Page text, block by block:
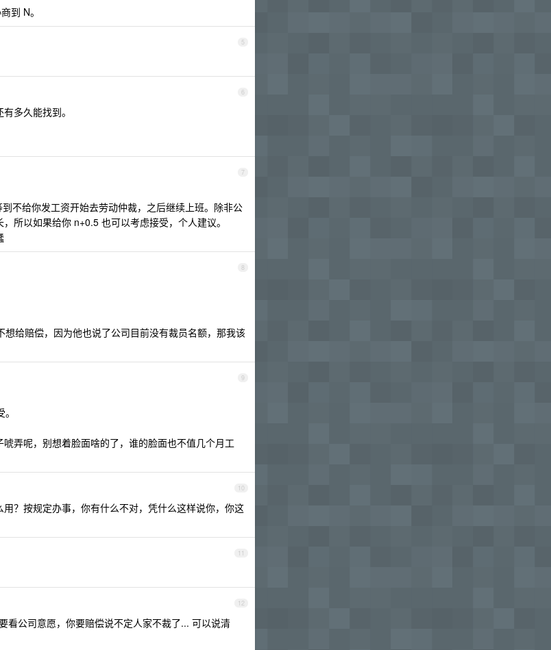
到 N。
5
6
多久能找到。
7
不给你发工资开始去劳动仲裁，之后继续上班。除非公
所以如果给你 n+0.5 也可以考虑接受，个人建议。
8
给赔偿，因为他也说了公司目前没有裁员名额，那我该
9
弄呢，别想着脸面啥的了，谁的脸面也不值几个月工
10
？按规定办事，你有什么不对，凭什么这样说你，你这
11
12
看公司意愿，你要赔偿说不定人家不裁了... 可以说清